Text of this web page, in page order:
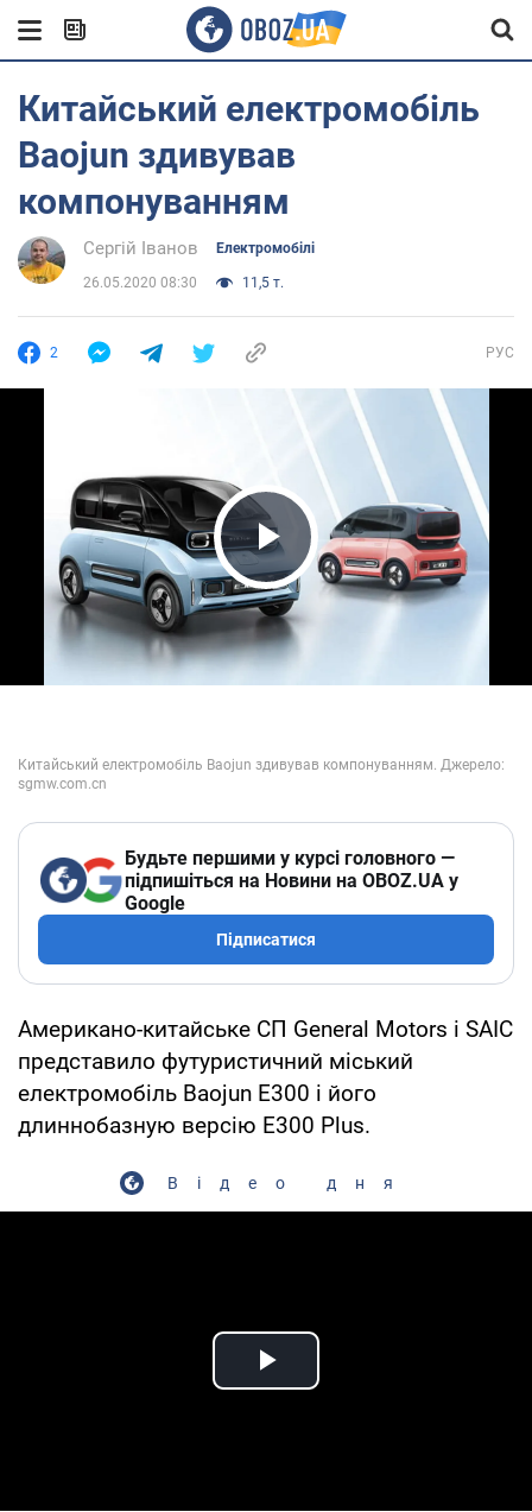
Китайський електромобіль
Baojun здивував
компонуванням
Сергій Іванов Електромобілі
26.05.2020 08:30 11,5 т.
2 РУС
Play Video
Будьте першими у курсі головного —
підпишіться на Новини на OBOZ.UA у
Google
Підписатися
Американо-китайське СП General Motors і SAIC
представило футуристичний міський
електромобіль Baojun E300 і його
длиннобазную версію E300 Plus.
Відео дня
Play Video